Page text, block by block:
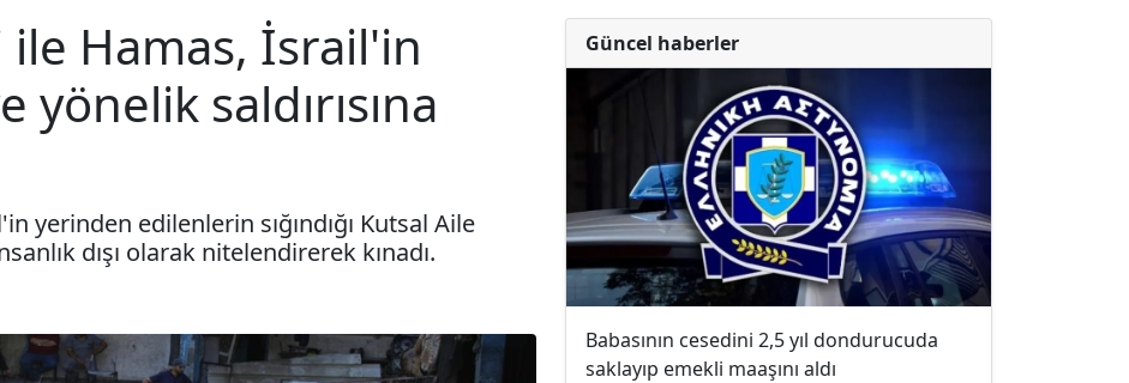
Hamas, İsrail'in
yönelik saldırısına
yerinden edilenlerin sığındığı Kutsal Aile
dışı olarak nitelendirerek kınadı.
Güncel haberler
Babasının cesedini 2,5 yıl dondurucuda
saklayıp emekli maaşını aldı